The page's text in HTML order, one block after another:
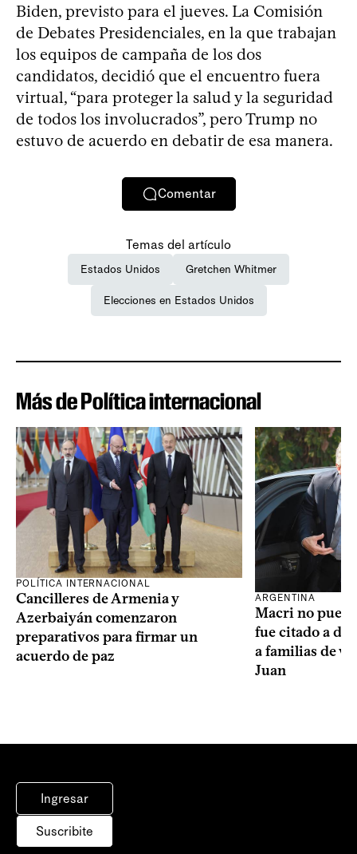
Biden, previsto para el jueves. La Comisión
de Debates Presidenciales, en la que trabajan
los equipos de campaña de los dos
candidatos, decidió que el encuentro fuera
virtual, “para proteger la salud y la seguridad
de todos los involucrados”, pero Trump no
estuvo de acuerdo en debatir de esa manera.
Comentar
Temas del artículo
Estados Unidos Gretchen Whitmer
Elecciones en Estados Unidos
Más de Política internacional
POLÍTICA INTERNACIONAL
Cancilleres de Armenia y
Azerbaiyán comenzaron
preparativos para firmar un
acuerdo de paz
ARGENTINA
Macri no
fue citado a
a familias de
Juan
Ingresar
Suscribite